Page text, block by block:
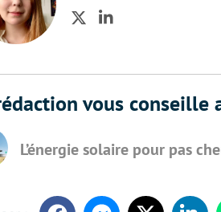
TwitterLinkedIn
vous conseille
L’énergie solaire pour pas